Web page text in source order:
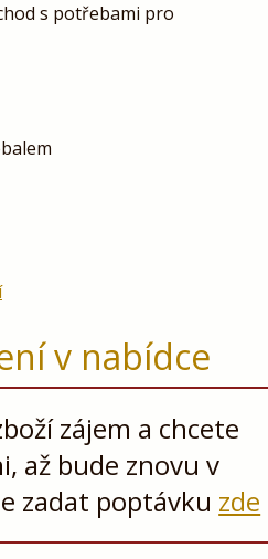
s potřebami pro
v nabídce
zájem a chcete
až bude znovu v
zadat poptávku zde